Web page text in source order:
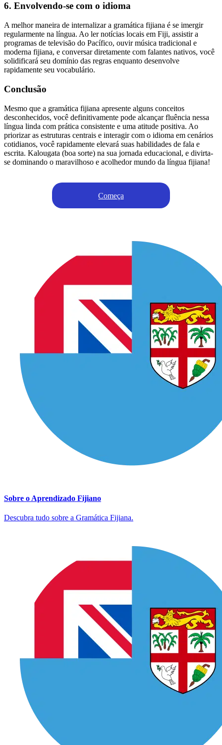
6. Envolvendo-se com o idioma
A melhor maneira de internalizar a gramática fijiana é se imergir
regularmente na língua. Ao ler notícias locais em Fiji, assistir a
programas de televisão do Pacífico, ouvir música tradicional e
moderna fijiana, e conversar diretamente com falantes nativos, você
solidificará seu domínio das regras enquanto desenvolve
rapidamente seu vocabulário.
Conclusão
Mesmo que a gramática fijiana apresente alguns conceitos
desconhecidos, você definitivamente pode alcançar fluência nessa
língua linda com prática consistente e uma atitude positiva. Ao
priorizar as estruturas centrais e interagir com o idioma em cenários
cotidianos, você rapidamente elevará suas habilidades de fala e
escrita. Kalougata (boa sorte) na sua jornada educacional, e divirta-
se dominando o maravilhoso e acolhedor mundo da língua fijiana!
Começa
Sobre o Aprendizado Fijiano
Descubra tudo sobre a Gramática Fijiana.